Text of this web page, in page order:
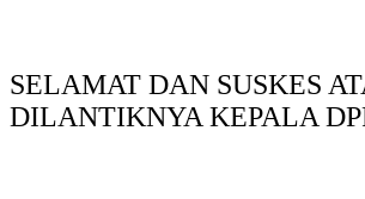
SELAMAT DAN SUSKES
DILANTIKNYA KEPALA